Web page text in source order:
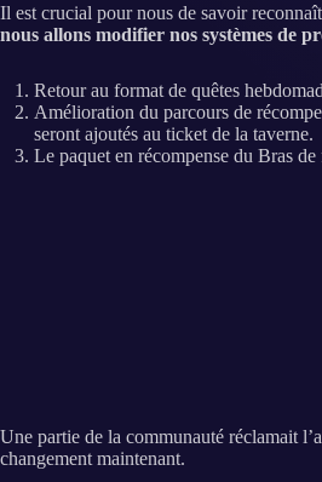
Il est crucial pour nous de savoir
nous allons modifier nos systèmes de
Retour au format de quêtes
Amélioration du parcours de
seront ajoutés au ticket de la taverne.
Le paquet en récompense du Bras
Une partie de la communauté réclamait
changement maintenant.